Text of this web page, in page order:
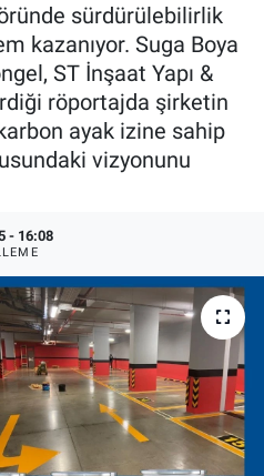
sürdürülebilirlik
kazanıyor. Suga Boya
ST İnşaat Yapı &
röportajda şirketin
ayak izine sahip
vizyonunu
- 16:08